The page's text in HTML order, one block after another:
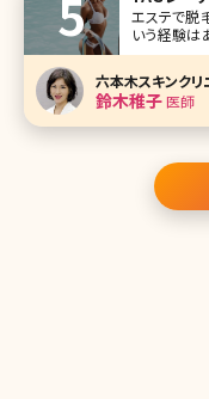
エステで脱
いう経験は
療機関での
のようなガ
がYAGレーザ
六本木スキンクリ
鈴木稚子医師